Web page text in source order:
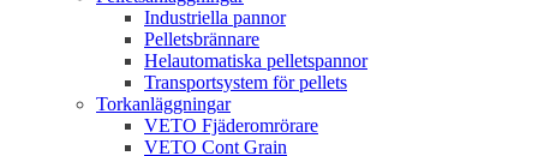
Industriella pannor
Pelletsbrännare
Helautomatiska pelletspannor
Transportsystem för pellets
Torkanläggningar
VETO Fjäderomrörare
VETO Cont Grain